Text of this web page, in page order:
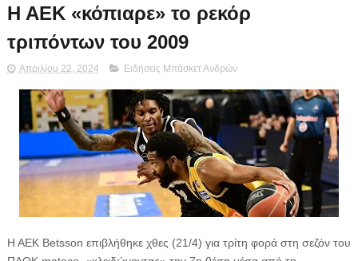
Η ΑΕΚ «κόπιαρε» το ρεκόρ
τριπόντων του 2009
Απριλίου 22, 2024 Ειδήσεις Μπάσκετ Ανδρών
Η ΑΕΚ Betsson επιβλήθηκε χθες (21/4) για τρίτη φορά στη σεζόν του